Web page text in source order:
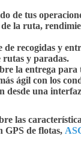
de tus
la ruta,
de recogidas y
rutas y paradas.
la entrega para
ágil con los
desde una
las
GPS de flotas,